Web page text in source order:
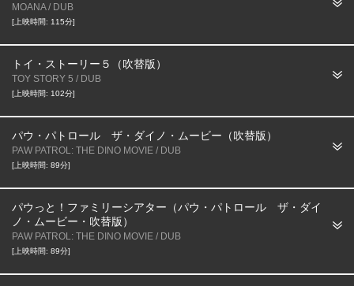
MOANA / DUB
[上映時間: 115分]
トイ・ストーリー５（吹替版）
TOY STORY 5 / DUB
[上映時間: 102分]
パウ・パトロール ザ・ダイノ・ムービー（吹替版）
PAW PATROL: THE DINO MOVIE / DUB
[上映時間: 89分]
パウっと！ファミリーシアター（パウ・パトロール ザ・ダイ
ノ・ムービー・吹替版）
PAW PATROL: THE DINO MOVIE / DUB
[上映時間: 89分]